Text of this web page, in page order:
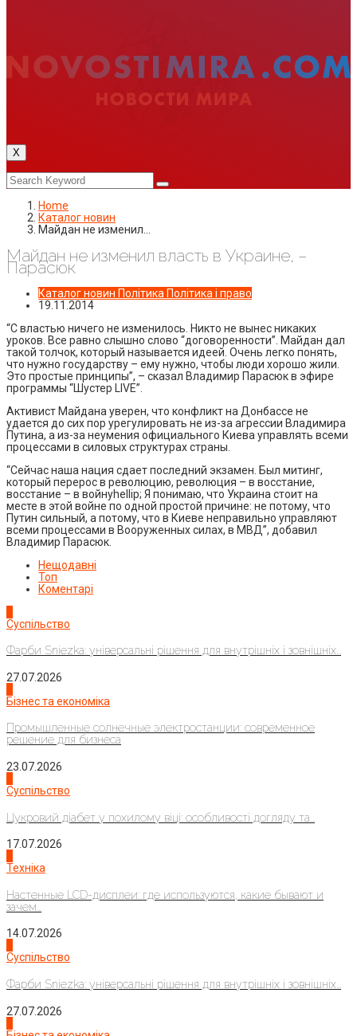
X
Home
Каталог новин
Майдан не изменил…
Майдан не изменил власть в Украине, –
Парасюк
Каталог новин Політика Політика і право
19.11.2014
“С властью ничего не изменилось. Никто не вынес никаких
уроков. Все равно слышно слово “договоренности”. Майдан дал
такой толчок, который называется идеей. Очень легко понять,
что нужно государству – ему нужно, чтобы люди хорошо жили.
Это простые принципы”, – сказал Владимир Парасюк в эфире
программы “Шустер LIVE”.
Активист Майдана уверен, что конфликт на Донбассе не
удается до сих пор урегулировать не из-за агрессии Владимира
Путина, а из-за неумения официального Киева управлять всеми
процессами в силовых структурах страны.
“Сейчас наша нация сдает последний экзамен. Был митинг,
который перерос в революцию, революция – в восстание,
восстание – в войнуhellip; Я понимаю, что Украина стоит на
месте в этой войне по одной простой причине: не потому, что
Путин сильный, а потому, что в Киеве неправильно управляют
всеми процессами в Вооруженных силах, в МВД”, добавил
Владимир Парасюк.
Нещодавні
Топ
Коментарі
Суспільство
Фарби Sniezka: універсальні рішення для внутрішніх і зовнішніх...
27.07.2026
Бізнес та економіка
Промышленные солнечные электростанции: современное
решение для бизнеса
23.07.2026
Суспільство
Цукровий діабет у похилому віці: особливості догляду та...
17.07.2026
Техніка
Настенные LCD-дисплеи: где используются, какие бывают и
зачем...
14.07.2026
Суспільство
Фарби Sniezka: універсальні рішення для внутрішніх і зовнішніх...
27.07.2026